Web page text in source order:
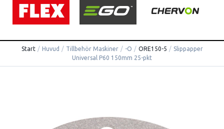
Start / Huvud / Tillbehör Maskiner / -O / ORE150-5 / Slippapper
Universal P60 150mm 25-pkt